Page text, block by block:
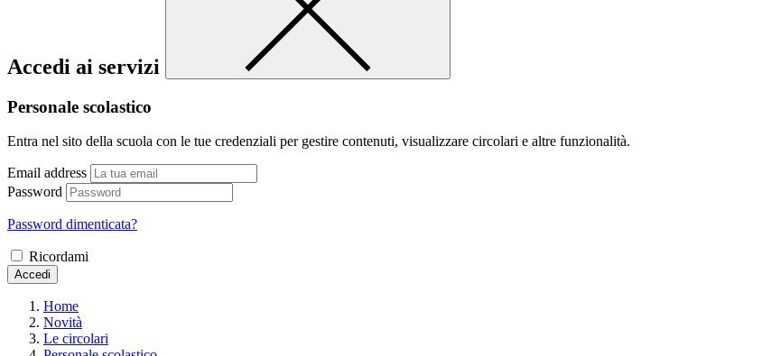
Accedi ai servizi
Personale scolastico
Entra nel sito della scuola con le tue credenziali per gestire contenuti, visualizzare circolari e altre funzionalità.
Email address
Password
Password dimenticata?
Ricordami
Accedi
Home
Novità
Le circolari